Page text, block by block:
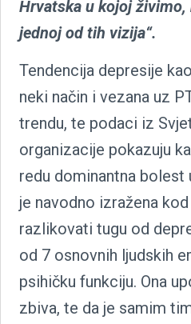
Hrvatska u kojoj
jednoj od tih vizija“.
Tendencija depresije
neki način i vezana uz
trendu, te podaci iz
organizacije pokazuju
redu dominantna
je navodno izražena
razlikovati tugu od
od 7 osnovnih ljudskih
psihičku funkciju. Ona
zbiva, te da je samim